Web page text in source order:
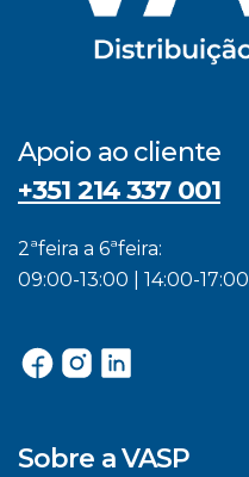
Apoio ao cliente
+351 214 337 001
2ªfeira a 6ªfeira:
09:00-13:00 | 14:00-17:00
Sobre a VASP